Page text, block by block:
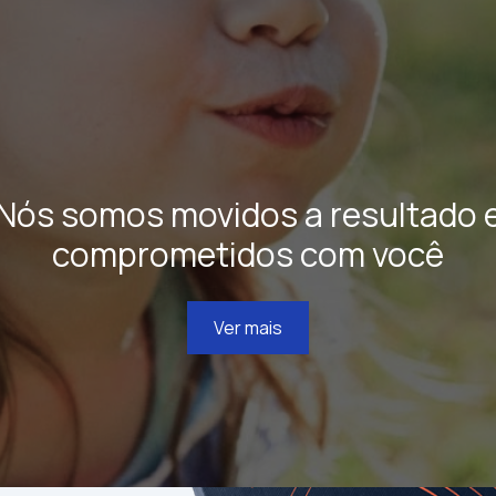
somos movidos a resultado
comprometidos com você
Ver mais